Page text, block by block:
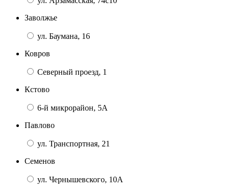
Заволжье
ул. Баумана, 16
Ковров
Северный проезд, 1
Кстово
6-й микрорайон, 5А
Павлово
ул. Транспортная, 21
Семенов
ул. Чернышевского, 10А